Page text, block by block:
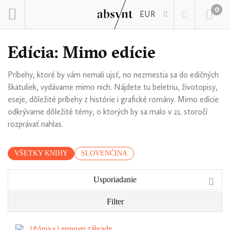
EUR
0
Edícia: Mimo edície
Príbehy, ktoré by vám nemali ujsť, no nezmestia sa do edičných
škatuliek, vydávame mimo nich. Nájdete tu beletriu, životopisy,
eseje, dôležité príbehy z histórie i grafické romány. Mimo edície
odkrývame dôležité témy, o ktorých by sa malo v 21. storočí
rozprávať nahlas.
VŠETKY KNIHY SLOVENČINA
Usporiadanie
Filter